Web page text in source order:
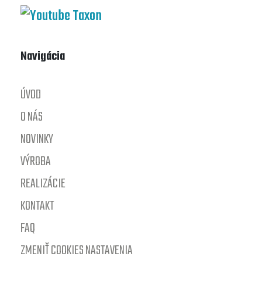
Navigácia
ÚVOD
O NÁS
NOVINKY
VÝROBA
REALIZÁCIE
KONTAKT
FAQ
ZMENIŤ COOKIES NASTAVENIA